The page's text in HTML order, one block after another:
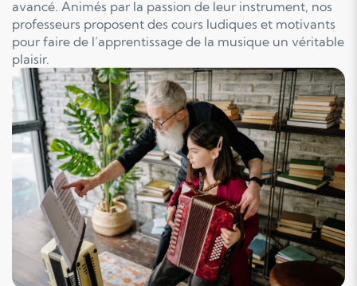
avancé. Animés par la passion de leur instrument, nos
professeurs proposent des cours ludiques et motivants
pour faire de l’apprentissage de la musique un véritable
plaisir.